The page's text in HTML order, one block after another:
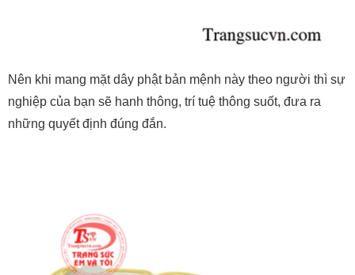
Nên khi mang mặt dây phật bản mệnh này theo người thì sự
nghiệp của bạn sẽ hanh thông, trí tuệ thông suốt, đưa ra
những quyết định đúng đắn.